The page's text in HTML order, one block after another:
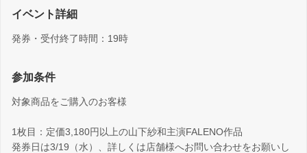
イベント詳細
発券・受付終了時間：19時
参加条件
対象商品をご購入のお客様
1枚目：定価3,180円以上の山下紗和主演FALENO作品
発券日は3/19（水）、詳しくは店舗様へお問い合わせをお願いし